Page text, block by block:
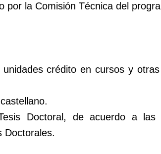
la Comisión Técnica del
unidades crédito en cursos y
Doctoral, de acuerdo a las
Doctorales.